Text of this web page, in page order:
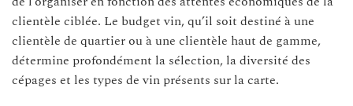
clientèle ciblée. Le budget vin, qu’il soit destiné à une
clientèle de quartier ou à une clientèle haut de gamme,
détermine profondément la sélection, la diversité des
cépages et les types de vin présents sur la carte.